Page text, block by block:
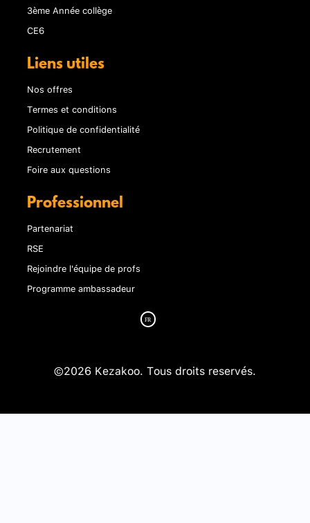
3ème Année collège
CE6
Liens utiles
Nos offres
Termes et conditions
Politique de confidentialité
Recrutement
Foire aux questions
Professionnel
Partenariat
RSE
Rejoindre l'équipe de profs
Programme ambassadeur
©2026 Kezakoo. Tous droits reservés.